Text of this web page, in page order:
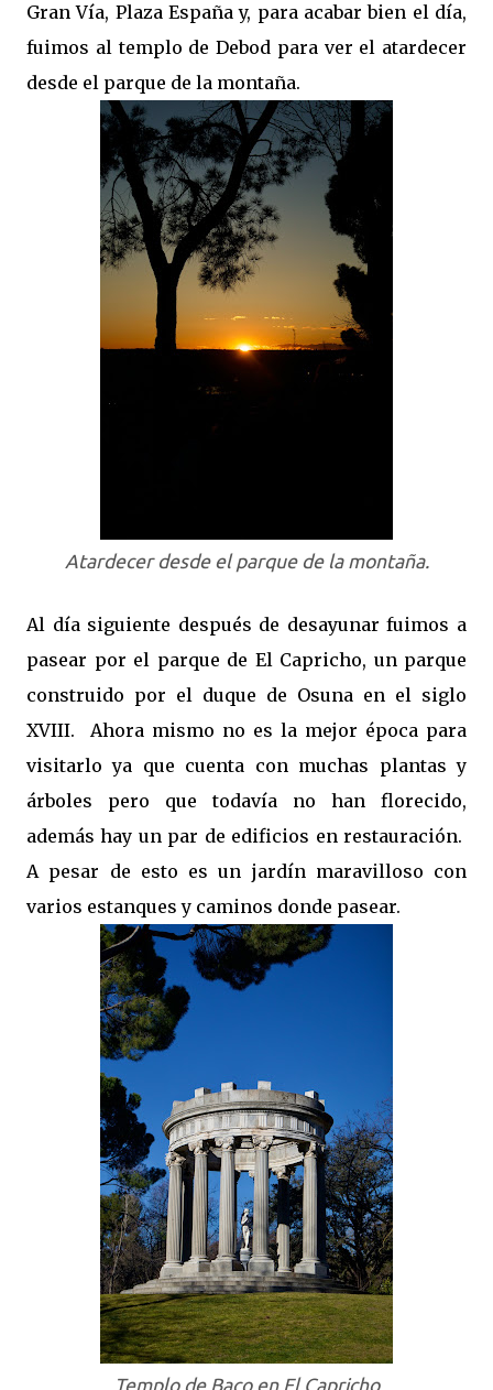
Gran Vía, Plaza España y, para acabar bien el día,
fuimos al templo de Debod para ver el atardecer
desde el parque de la montaña.
Atardecer desde el parque de la montaña.
Al día siguiente después de desayunar fuimos a
pasear por el parque de El Capricho, un parque
construido por el duque de Osuna en el siglo
XVIII. Ahora mismo no es la mejor época para
visitarlo ya que cuenta con muchas plantas y
árboles pero que todavía no han florecido,
además hay un par de edificios en restauración.
A pesar de esto es un jardín maravilloso con
varios estanques y caminos donde pasear.
Templo de Baco en El Capricho